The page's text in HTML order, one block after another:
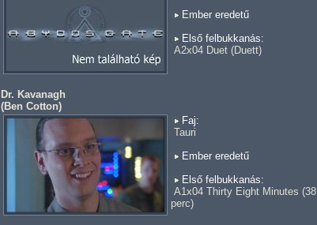
Ember eredetű
Első felbukkanás:
A2x04 Duet (Duett)
Dr. Kavanagh
(Ben Cotton)
Faj:
Tauri
Ember eredetű
Első felbukkanás:
A1x04 Thirty Eight Minutes (38
perc)